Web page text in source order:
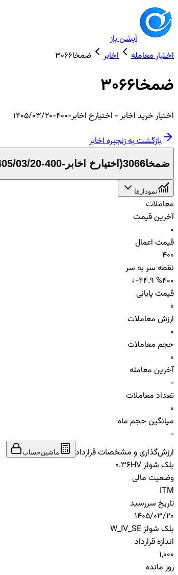
آپشن باز
اختیار معامله
اخابر ضمخا3066
ضمخا3066
اختیار خرید اخابر- اختیارخ اخابر-400-1405/03/20
بازگشت به زنجیرهاخابر
ضمخا3066 ( اختیارخ اخابر-400-1405/03/20
نمودارها
معاملات
آخرین قیمت
0
قیمت اعمال
400
نقطه سر به سر
400
↓-44.9 %
قیمت پایانی
0
ارزش معاملات
0
حجم معاملات
0
آخرین معامله
-
تعداد معاملات
0
میانگین حجم ماه
-
ارزش‌گذاری و مشخصات قرارداد
ماشین‌حساب
بلک شولز HV
0.36
وضعیت مالی
ITM
تاریخ سررسید
1405/03/20
بلک شولز W_IV_SE
اندازه قرارداد
1,000
روز مانده